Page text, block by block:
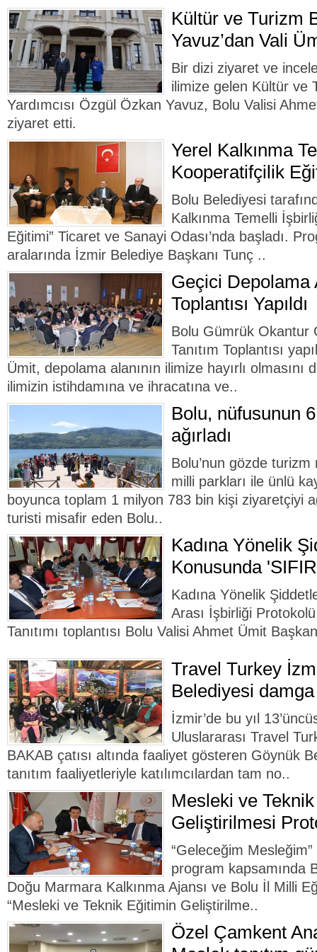
Kültür ve Turizm
Yavuz’dan Vali
Bir dizi ziyaret ve
ilimize gelen Kültür ve
Yardımcısı Özgül Özkan Yavuz, Bolu Valisi
ziyaret etti.
Yerel Kalkınma
Kooperatifçilik
Bolu Belediyesi
Kalkınma Temelli
Eğitimi” Ticaret ve Sanayi Odası’nda başladı.
aralarında İzmir Belediye Başkanı Tunç ..
Geçici Depolama
Toplantısı Yapıldı
Bolu Gümrük Okantur
Tanıtım Toplantısı
Ümit, depolama alanının ilimize hayırlı olmasını
ilimizin istihdamına ve ihracatına ve..
Bolu, nüfusunun
ağırladı
Bolu’nun gözde
milli parkları ile ünlü
boyunca toplam 1 milyon 783 bin kişi ziyaretçiyi
turisti misafir eden Bolu..
Kadına Yönelik
Konusunda
Kadına Yönelik
Arası İşbirliği
Tanıtımı toplantısı Bolu Valisi Ahmet Ümit
Travel Turkey
Belediyesi
İzmir’de bu yıl
Uluslararası Travel
BAKAB çatısı altında faaliyet gösteren Göynük
tanıtım faaliyetleriyle katılımcılardan tam no..
Mesleki ve
Geliştirilmesi
“Geleceğim
program kapsamında
Doğu Marmara Kalkınma Ajansı ve Bolu İl Milli
“Mesleki ve Teknik Eğitimin Geliştirilme..
Özel Çamkent